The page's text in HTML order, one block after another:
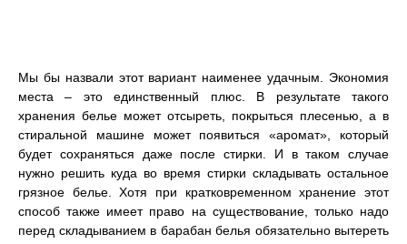
Мы бы назвали этот вариант наименее удачным. Экономия
места – это единственный плюс. В результате такого
хранения белье может отсыреть, покрыться плесенью, а в
стиральной машине может появиться «аромат», который
будет сохраняться даже после стирки. И в таком случае
нужно решить куда во время стирки складывать остальное
грязное белье. Хотя при кратковременном хранение этот
способ также имеет право на существование, только надо
перед складыванием в барабан белья обязательно вытереть